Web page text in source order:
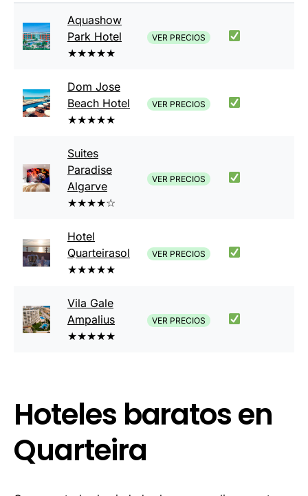
Aquashow
Park Hotel
★★★★★
VER PRECIOS
Dom Jose
Beach Hotel
★★★★★
VER PRECIOS
Suites
Paradise
Algarve
★★★★☆
VER PRECIOS
Hotel
Quarteirasol
★★★★★
VER PRECIOS
Vila Gale
Ampalius
★★★★★
VER PRECIOS
Hoteles baratos en
Quarteira